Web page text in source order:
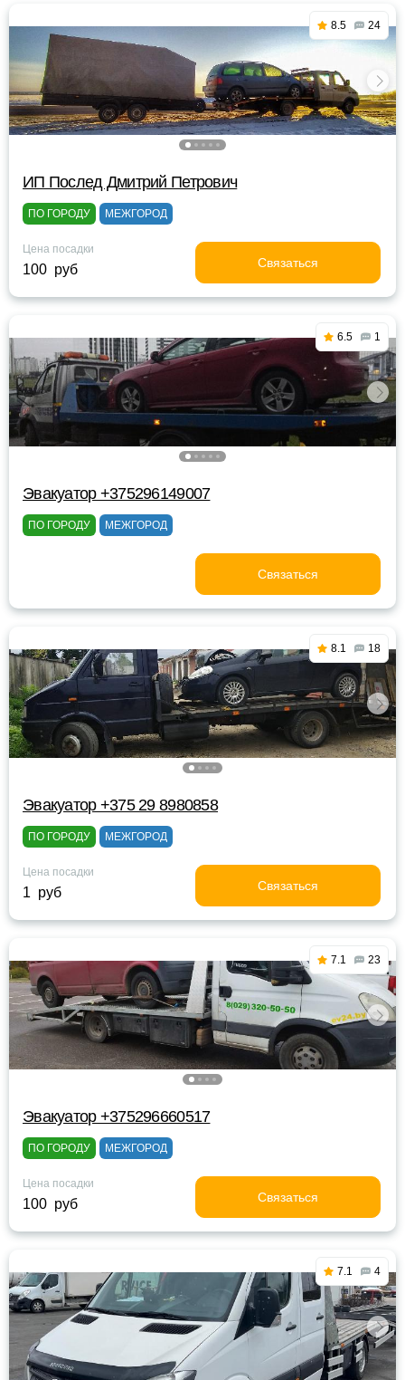
8.5 24
ИП Послед Дмитрий Петрович
ПО ГОРОДУ МЕЖГОРОД
Цена посадки
100 руб Связаться
6.5 1
Эвакуатор +375296149007
ПО ГОРОДУ МЕЖГОРОД
Связаться
8.1 18
Эвакуатор +375 29 8980858
ПО ГОРОДУ МЕЖГОРОД
Цена посадки
1 руб Связаться
7.1 23
Эвакуатор +375296660517
ПО ГОРОДУ МЕЖГОРОД
Цена посадки
100 руб Связаться
7.1 4